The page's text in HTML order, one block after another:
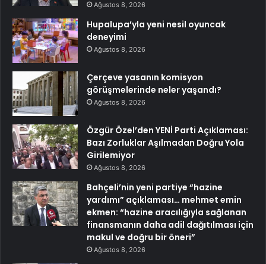
Ağustos 8, 2026
Hupalupa’yla yeni nesil oyuncak
deneyimi
Ağustos 8, 2026
Çerçeve yasanın komisyon
görüşmelerinde neler yaşandı?
Ağustos 8, 2026
Özgür Özel’den YENİ Parti Açıklaması:
Bazı Zorluklar Aşılmadan Doğru Yola
Girilemiyor
Ağustos 8, 2026
Bahçeli’nin yeni partiye “hazine
yardımı” açıklaması… mehmet emin
ekmen: “hazine aracılığıyla sağlanan
finansmanın daha adil dağıtılması için
makul ve doğru bir öneri”
Ağustos 8, 2026